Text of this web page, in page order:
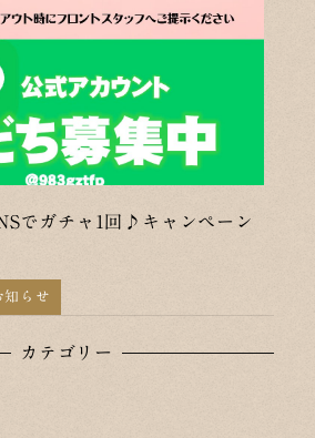
でガチャ1回♪キャンペーン
知らせ
カテゴリー